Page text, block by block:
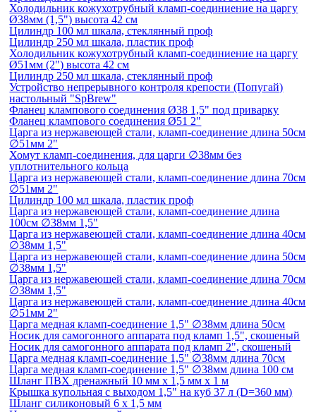
Холодильник кожухотрубный кламп-соединиение на царгу
Ø38мм (1,5") высота 42 см
Цилиндр 100 мл шкала, стеклянный проф
Цилиндр 250 мл шкала, пластик проф
Холодильник кожухотрубный кламп-соединиение на царгу
Ø51мм (2") высота 42 см
Цилиндр 250 мл шкала, стеклянный проф
Устройство непрерывного контроля крепости (Попугай)
настольный "SpBrew"
Фланец клампового соединения Ø38 1,5" под приварку
Фланец клампового соединения Ø51 2"
Царга из нержавеющей стали, кламп-соединение длина 50см
∅51мм 2"
Хомут кламп-соединения, для царги ∅38мм без
уплотнительного кольца
Царга из нержавеющей стали, кламп-соединение длина 70см
∅51мм 2"
Цилиндр 100 мл шкала, пластик проф
Царга из нержавеющей стали, кламп-соединение длина
100см ∅38мм 1,5"
Царга из нержавеющей стали, кламп-соединение длина 40см
∅38мм 1,5"
Царга из нержавеющей стали, кламп-соединение длина 50см
∅38мм 1,5"
Царга из нержавеющей стали, кламп-соединение длина 70см
∅38мм 1,5"
Царга из нержавеющей стали, кламп-соединение длина 40см
∅51мм 2"
Царга медная кламп-соединение 1,5" ∅38мм длина 50см
Носик для самогонного аппарата под кламп 1,5", скошеный
Носик для самогонного аппарата под кламп 2", скошеный
Царга медная кламп-соединение 1,5" ∅38мм длина 70см
Царга медная кламп-соединение 1,5" ∅38мм длина 100 см
Шланг ПВХ дренажный 10 мм х 1,5 мм х 1 м
Крышка купольная с выходом 1,5" на куб 37 л (D=360 мм)
Шланг силиконовый 6 х 1,5 мм